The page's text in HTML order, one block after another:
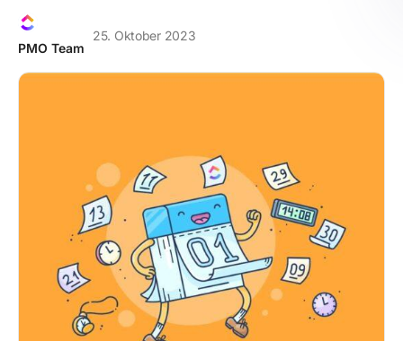
PMO Team
25. Oktober 2023